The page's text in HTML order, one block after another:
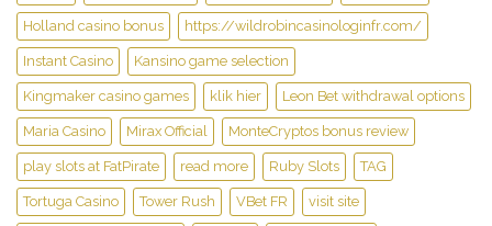
Holland casino bonus https://wildrobincasinologinfr.com/
Instant Casino Kansino game selection
Kingmaker casino games klik hier Leon Bet withdrawal options
Maria Casino Mirax Official MonteCryptos bonus review
play slots at FatPirate read more Ruby Slots TAG
Tortuga Casino Tower Rush VBet FR visit site